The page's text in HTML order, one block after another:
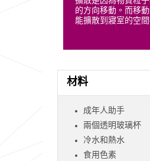
的方向移動。而移
能擴散到寢室的空
材料
成年人助手
兩個透明玻璃杯
冷水和熱水
食用色素